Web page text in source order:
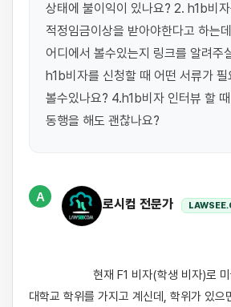
상태에 불이익이 있나요? 2. h1b비
적정임금이상을 받아야한다고 하는
어디에서 볼수있는지 링크를 알려주
h1b비자를 신청할 때 어떤 서류가 필
볼수있나요? 4.h1b비자 인터뷰 할 때
동행을 해도 괜찮나요?
A
로시컴 전문가
대학교 학위를 가지고 계신데, 학위가 있으